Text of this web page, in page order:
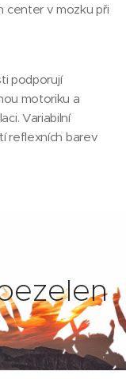
center v mozku při
podporují
motoriku a
Variabilní
reflexních barev